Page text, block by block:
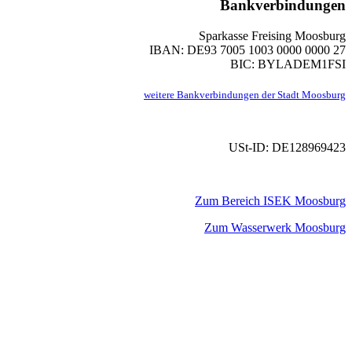
Bankverbindungen
Sparkasse Freising Moosburg
IBAN: DE93 7005 1003 0000 0000 27
BIC: BYLADEM1FSI
weitere Bankverbindungen der Stadt Moosburg
USt-ID: DE128969423
Zum Bereich ISEK Moosburg
Zum Wasserwerk Moosburg